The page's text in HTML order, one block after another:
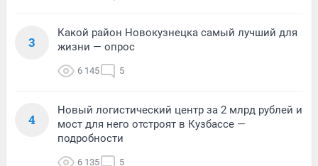
3
Какой район Новокузнецка самый лучший для
жизни — опрос
6 145 5
4
Новый логистический центр за 2 млрд рублей и
мост для него отстроят в Кузбассе —
подробности
6 135 5